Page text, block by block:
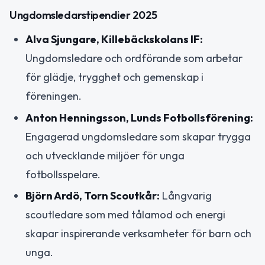
Ungdomsledarstipendier 2025
Alva Sjungare, Killebäckskolans IF:
Ungdomsledare och ordförande som arbetar
för glädje, trygghet och gemenskap i
föreningen.
Anton Henningsson, Lunds Fotbollsförening:
Engagerad ungdomsledare som skapar trygga
och utvecklande miljöer för unga
fotbollsspelare.
Björn Ardö, Torn Scoutkår: Långvarig
scoutledare som med tålamod och energi
skapar inspirerande verksamheter för barn och
unga.